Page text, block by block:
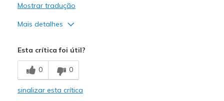
Mostrar tradução
Mais detalhes
Durable
Stylish
Esta crítica foi útil?
0 0
sinalizar esta crítica